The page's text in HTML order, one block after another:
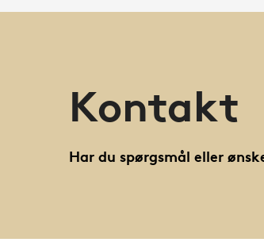
Kontakt
Har du spørgsmål eller